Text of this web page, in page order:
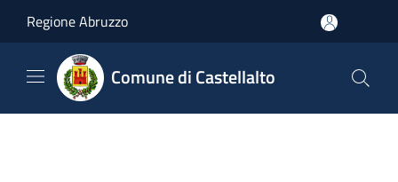
Regione Abruzzo
Comune di Castellalto